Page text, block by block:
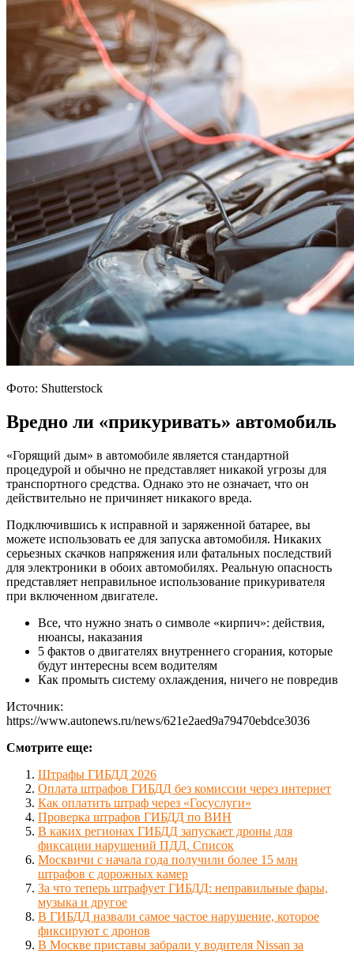
Фото: Shutterstock
Вредно ли «прикуривать» автомобиль
«Горящий дым» в автомобиле является стандартной
процедурой и обычно не представляет никакой угрозы для
транспортного средства. Однако это не означает, что он
действительно не причиняет никакого вреда.
Подключившись к исправной и заряженной батарее, вы
можете использовать ее для запуска автомобиля. Никаких
серьезных скачков напряжения или фатальных последствий
для электроники в обоих автомобилях. Реальную опасность
представляет неправильное использование прикуривателя
при включенном двигателе.
Все, что нужно знать о символе «кирпич»: действия,
нюансы, наказания
5 фактов о двигателях внутреннего сгорания, которые
будут интересны всем водителям
Как промыть систему охлаждения, ничего не повредив
Источник:
https://www.autonews.ru/news/621e2aed9a79470ebdce3036
Смотрите еще:
Штрафы ГИБДД 2026
Оплата штрафов ГИБДД без комиссии через интернет
Как оплатить штраф через «Госуслуги»
Проверка штрафов ГИБДД по ВИН
В каких регионах ГИБДД запускает дроны для
фиксации нарушений ПДД. Список
Москвичи с начала года получили более 15 млн
штрафов с дорожных камер
За что теперь штрафует ГИБДД: неправильные фары,
музыка и другое
В ГИБДД назвали самое частое нарушение, которое
фиксируют с дронов
В Москве приставы забрали у водителя Nissan за